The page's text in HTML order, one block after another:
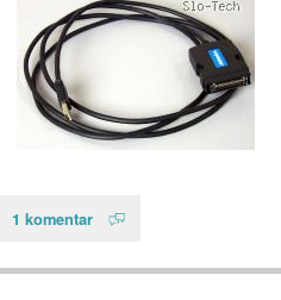
1 komentar